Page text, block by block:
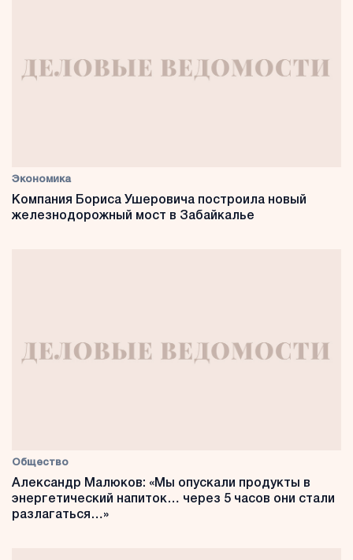
Экономика
Компания Бориса Ушеровича построила новый
железнодорожный мост в Забайкалье
Общество
Александр Малюков: «Мы опускали продукты в
энергетический напиток… через 5 часов они стали
разлагаться…»